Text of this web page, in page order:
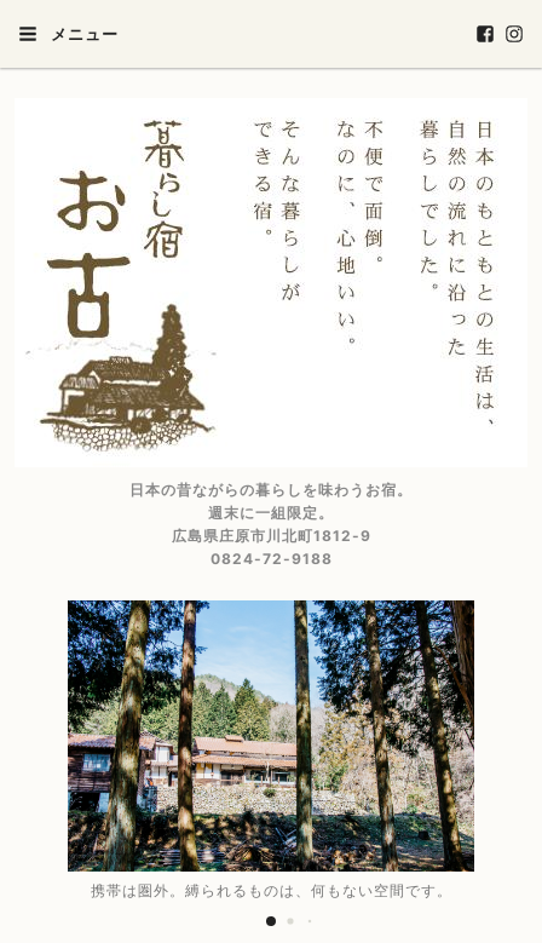
メニュー
日本の昔ながらの暮らしを味わうお宿。
週末に一組限定。
広島県庄原市川北町1812-9
0824-72-9188
携帯は圏外。縛られるものは、何もない空間です。